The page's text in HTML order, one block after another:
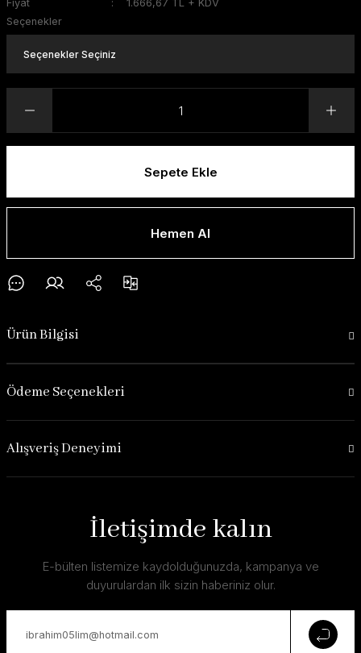
Fiyat
1.666,67 TL + KDV
Seçenekler
Sepete Ekle
Hemen Al
Ürün Bilgisi
Ödeme Seçenekleri
Alışveriş Deneyimi
İletişimde kalın
E-bülten listemize kaydolduğunuzda, kampanya ve
duyurulardan ilk sizin haberiniz olur.